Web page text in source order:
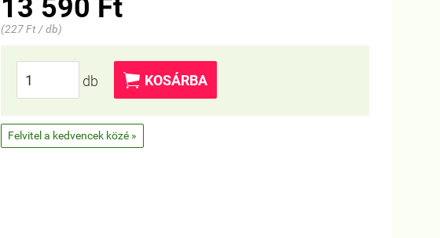
13 590 Ft
(227 Ft / db)
db  KOSÁRBA
Felvitel a kedvencek közé »